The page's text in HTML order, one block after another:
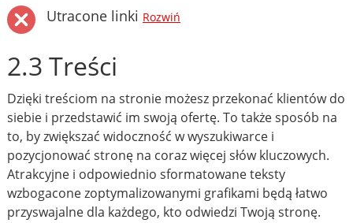
Utracone linki Rozwiń
2.3 Treści
Dzięki treściom na stronie możesz przekonać klientów do
siebie i przedstawić im swoją ofertę. To także sposób na
to, by zwiększać widoczność w wyszukiwarce i
pozycjonować stronę na coraz więcej słów kluczowych.
Atrakcyjne i odpowiednio sformatowane teksty
wzbogacone zoptymalizowanymi grafikami będą łatwo
przyswajalne dla każdego, kto odwiedzi Twoją stronę.